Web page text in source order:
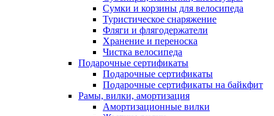
Сумки и корзины для велосипеда
Туристическое снаряжение
Фляги и флягодержатели
Хранение и переноска
Чистка велосипеда
Подарочные сертификаты
Подарочные сертификаты
Подарочные сертификаты на байкфит
Рамы, вилки, амортизация
Амортизационные вилки